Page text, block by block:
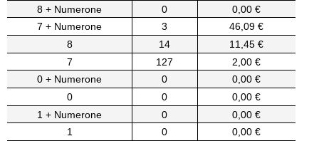
8 + Numerone
0
0,00 €
7 + Numerone
3
46,09 €
8
14
11,45 €
7
127
2,00 €
0 + Numerone
0
0,00 €
0
0
0,00 €
1 + Numerone
0
0,00 €
1
0
0,00 €